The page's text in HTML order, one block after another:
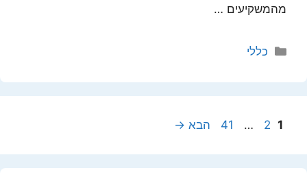
מהמשקיעים …
קטגוריות
כללי
עמוד
1 עמוד
2
… עמוד
41 הבא →